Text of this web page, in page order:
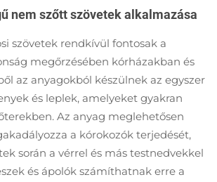
nem szőtt szövetek alkalmazása
szövetek rendkívül fontosak a
megőrzésében kórházakban és
az anyagokból készülnek az egyszer
és leplek, amelyeket gyakran
Az anyag meglehetősen
a kórokozók terjedését,
során a vérrel és más testnedvekkel
és ápolók számíthatnak erre a